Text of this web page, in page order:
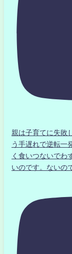
親は子育てに失敗
う手遅れで逆転一
く食いつないでわ
いのです。ないの